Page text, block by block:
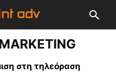
στη τηλεόραση